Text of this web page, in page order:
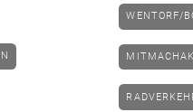
WENTORF/